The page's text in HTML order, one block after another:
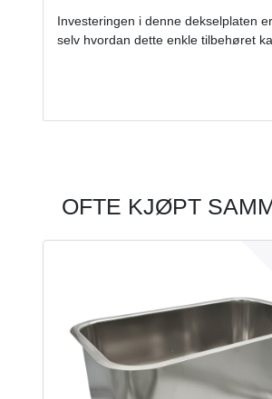
Investeringen i denne dekselplaten
selv hvordan dette enkle tilbehøret
OFTE KJØPT